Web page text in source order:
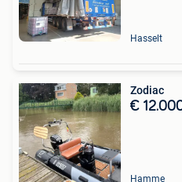
Hasselt
Zodiac
€
Hamme